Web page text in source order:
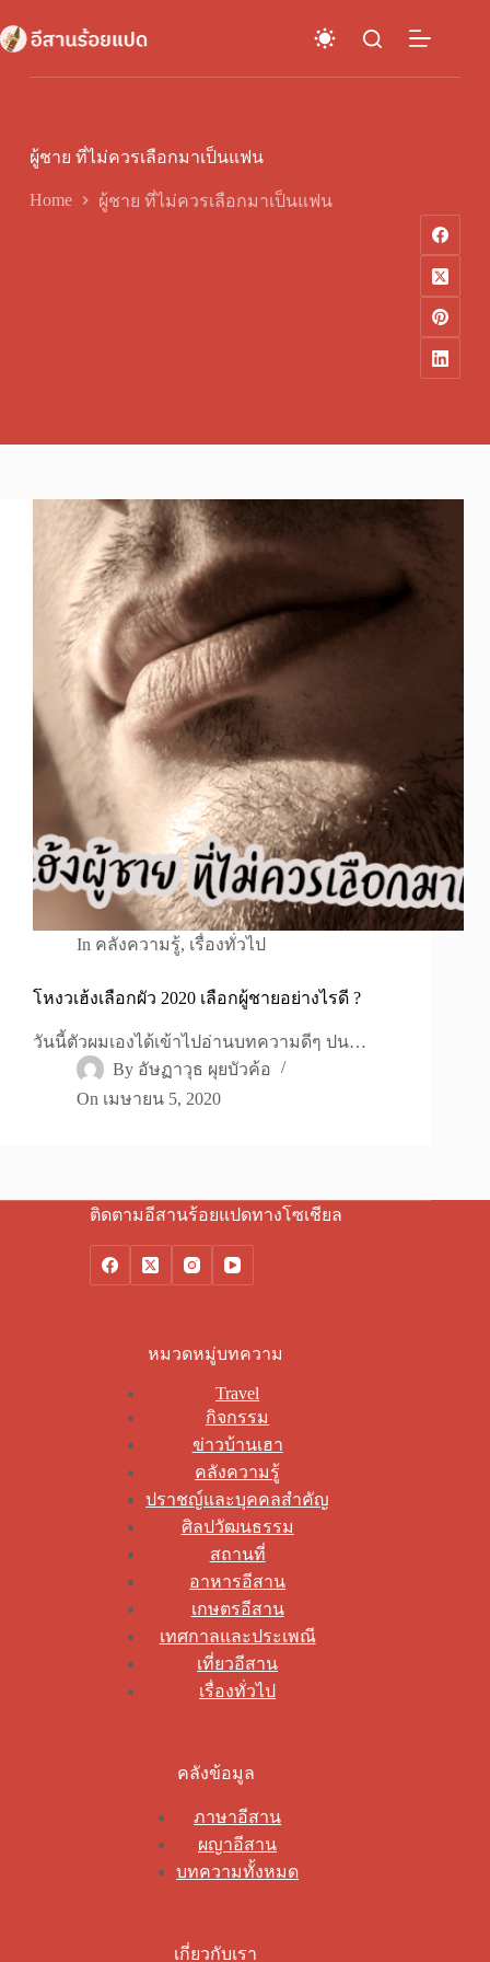
to
content
ผู้ชาย ที่ไม่ควรเลือกมาเป็นแฟน
Home ผู้ชาย ที่ไม่ควรเลือกมาเป็นแฟน
In คลังความรู้, เรื่องทั่วไป
โหงวเฮ้งเลือกผัว 2020 เลือกผู้ชายอย่างไรดี ?
วันนี้ตัวผมเองได้เข้าไปอ่านบทความดีๆ ปน…
By อัษฏาวุธ ผุยบัวค้อ
On เมษายน 5, 2020
ติดตามอีสานร้อยแปดทางโซเชียล
หมวดหมู่บทความ
Travel
กิจกรรม
ข่าวบ้านเฮา
คลังความรู้
ปราชญ์และบุคคลสำคัญ
ศิลปวัฒนธรรม
สถานที่
อาหารอีสาน
เกษตรอีสาน
เทศกาลและประเพณี
เที่ยวอีสาน
เรื่องทั่วไป
คลังข้อมูล
ภาษาอีสาน
ผญาอีสาน
บทความทั้งหมด
เกี่ยวกับเรา